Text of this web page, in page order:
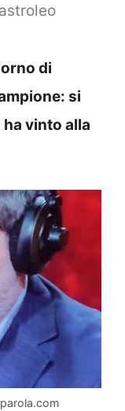
di
si
vinto alla